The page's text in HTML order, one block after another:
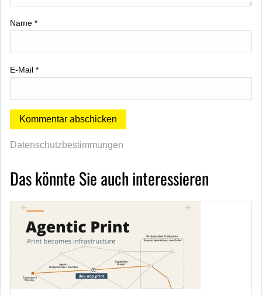
Name *
E-Mail *
Datenschutzbestimmungen
Das könnte Sie auch interessieren